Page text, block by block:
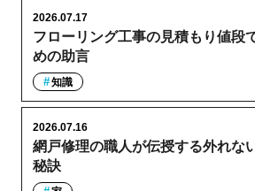
フローリング工事の見積もり値段
めの助言
2026.07.17
知識
網戸修理の職人が伝授する外れな
秘訣
2026.07.16